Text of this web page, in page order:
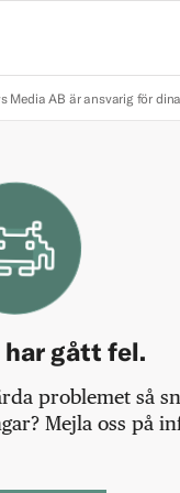
Media AB är ansvarig för
har gått fel.
problemet så
Mejla oss på